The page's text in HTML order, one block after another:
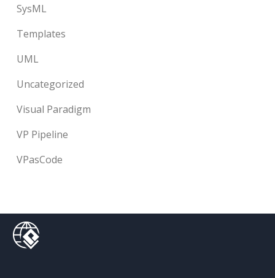
SysML
Templates
UML
Uncategorized
Visual Paradigm
VP Pipeline
VPasCode